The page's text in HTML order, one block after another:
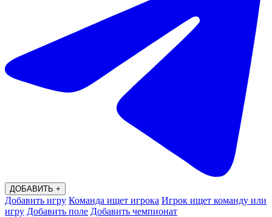
ДОБАВИТЬ +
Добавить игру Команда ищет игрока Игрок ищет команду или
игру Добавить поле Добавить чемпионат